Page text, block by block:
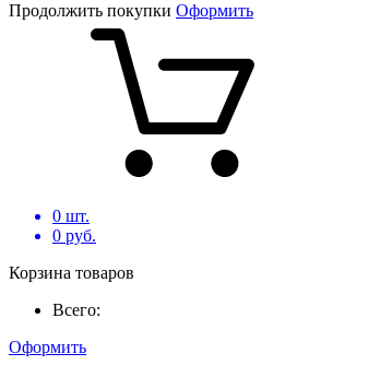
Продолжить покупки Оформить
0 шт.
0 руб.
Корзина товаров
Всего:
Оформить